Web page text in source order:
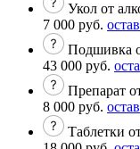
Укол от
7 000 руб.
Подшивка
43 000 руб.
Препарат
8 000 руб.
Таблетки